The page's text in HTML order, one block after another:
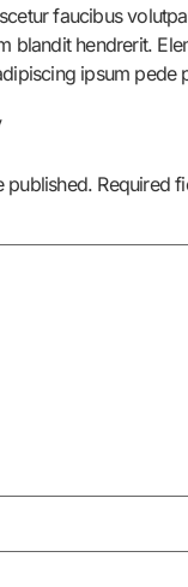
faucibus
blandit hendrerit.
ipsum
published. Required